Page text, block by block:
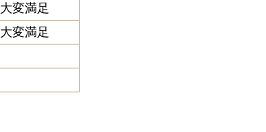
大変満足
大変満足